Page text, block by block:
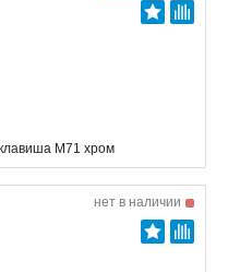
M71 хром
нет в наличии